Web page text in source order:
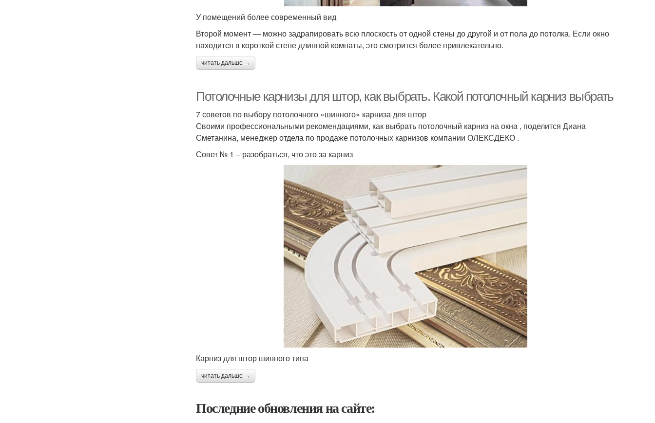
У помещений более современный вид
Второй момент — можно задрапировать всю плоскость от одной стены до другой и от пола до потолка. Если окно
находится в короткой стене длинной комнаты, это смотрится более привлекательно.
читать дальше →
Потолочные карнизы для штор, как выбрать. Какой потолочный карниз выбрать
7 советов по выбору потолочного «шинного» карниза для штор
Своими профессиональными рекомендациями, как выбрать потолочный карниз на окна , поделится Диана
Сметанина, менеджер отдела по продаже потолочных карнизов компании ОЛЕКСДЕКО .
Совет № 1 – разобраться, что это за карниз
Карниз для штор шинного типа
читать дальше →
Последние обновления на сайте: